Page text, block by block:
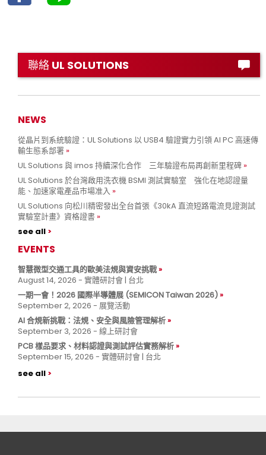
聯絡 UL SOLUTIONS
NEWS
從晶片到系統驗證：UL Solutions 以 USB4 驗證實力引領 AI PC 高速傳
輸生態系部署
UL Solutions 與 imos 持續深化合作 三年驗證布局再創新里程碑
UL Solutions 於台灣啟用洗衣機 BSMI 測試實驗室 強化在地認證量
能、加速家電產品市場准入
UL Solutions 向松川精密發出全台首張《30kA 直流短路電流見證測試
實驗室計畫》資格證書
see all
EVENTS
智慧微型交通工具的歐美法規與資安挑戰
August 14, 2026 - 實體研討會 | 台北
一期一會！2026 國際半導體展 (SEMICON Taiwan 2026)
September 2, 2026 - 展覽活動
AI 合規新挑戰：法規、安全與風險管理解析
September 3, 2026 - 線上研討會
PCB 樣品要求、材料認證與測試評估實務解析
September 15, 2026 - 實體研討會 | 台北
see all